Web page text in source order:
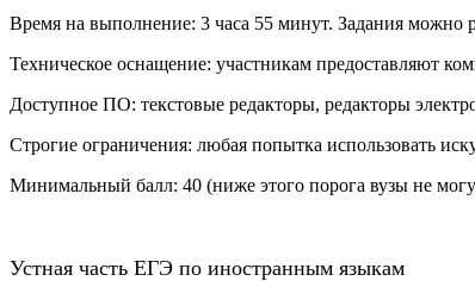
Время на выполнение: 3 часа 55 минут. Задания можно
Техническое оснащение: участникам предоставляют
Доступное ПО: текстовые редакторы, редакторы
Строгие ограничения: любая попытка использовать
Минимальный балл: 40 (ниже этого порога вузы не
Устная часть ЕГЭ по иностранным языкам